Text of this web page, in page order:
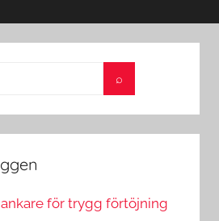
för trygg förtöjning